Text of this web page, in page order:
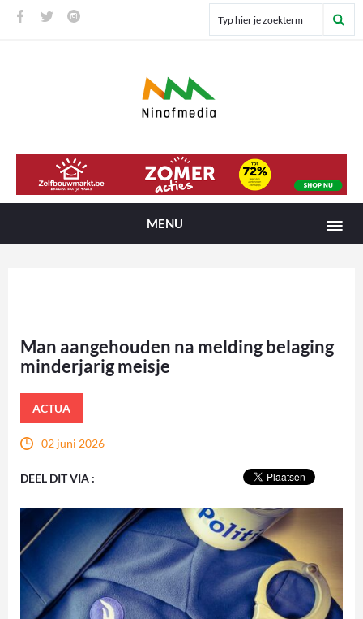
MENU
Man aangehouden na melding belaging
minderjarig meisje
ACTUA
02 juni 2026
DEEL DIT VIA :